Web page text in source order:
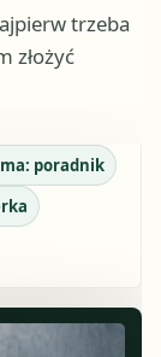
trzeba
złożyć
poradnik